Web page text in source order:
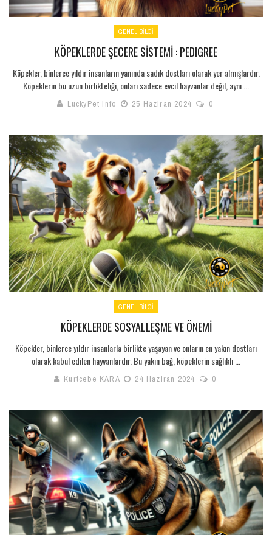
GENEL BILGI
KÖPEKLERDE ŞECERE SISTEMI : PEDIGREE
Köpekler, binlerce yıldır insanların yanında sadık dostları olarak yer almışlardır.
Köpeklerin bu uzun birlikteliği, onları sadece evcil hayvanlar değil, aynı ...
LuckyPet info 25 Haziran 2024 0
GENEL BILGI
KÖPEKLERDE SOSYALLEŞME VE ÖNEMI
Köpekler, binlerce yıldır insanlarla birlikte yaşayan ve onların en yakın dostları
olarak kabul edilen hayvanlardır. Bu yakın bağ, köpeklerin sağlıklı ...
Kurtcebe KARA 24 Haziran 2024 0